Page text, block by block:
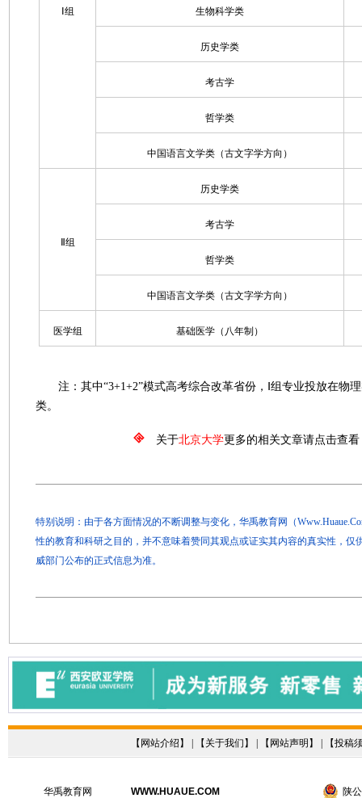
Ⅰ组 生物科学类
历史学类
考古学
哲学类
中国语言文学类（古文字学方向）
Ⅱ组
历史学类
考古学
哲学类
中国语言文学类（古文字学方向）
医学组 基础医学（八年制）
注：其中“3+1+2”模式高考综合改革省份，Ⅰ组专业投放在物
类。
关于北京大学更多的相关文章请点击查看
特别说明：由于各方面情况的不断调整与变化，华禹教育网（
性的教育和科研之目的，并不意味着赞同其观点或证实其内容的真实性，仅
威部门公布的正式信息为准。
【 网站介绍 】 | 【 关于我们 】 | 【 网站声明 】 | 【投稿
华禹教育网 WWW.HUAUE.COM 陕